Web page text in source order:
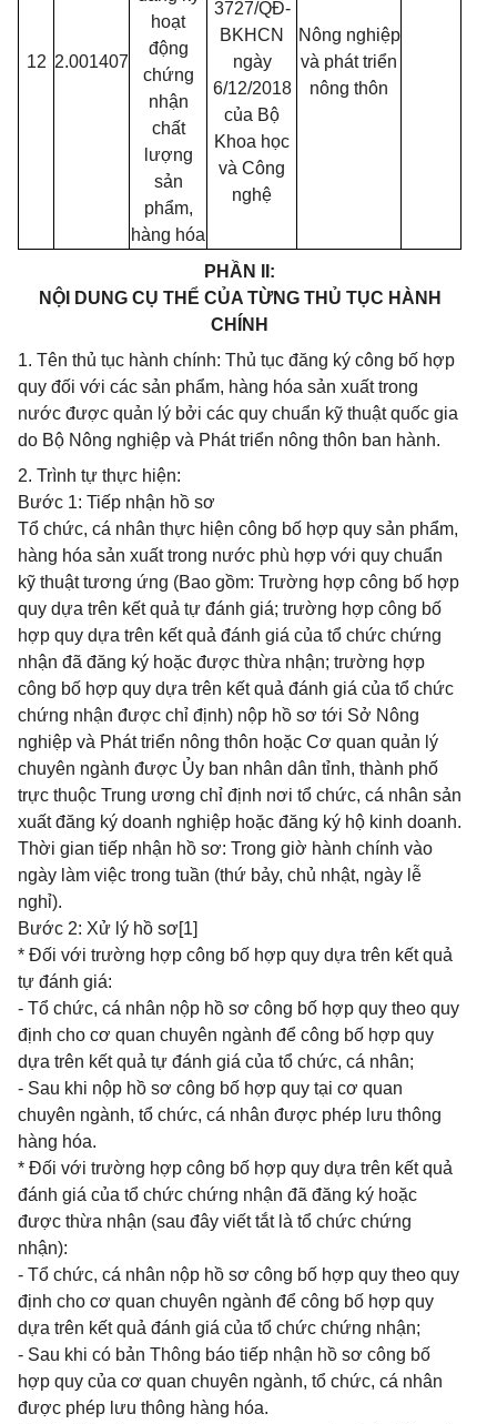
12 2.001407
hoạt
động
chứng
nhận
chất
lượng
sản
phẩm,
hàng hóa
3727/QĐ-
BKHCN
ngày
6/12/2018
của Bộ
Khoa học
và Công
nghệ
Nông nghiệp
và phát triển
nông thôn
PHẦN II:
NỘI DUNG CỤ THỂ CỦA TỪNG THỦ TỤC HÀNH
CHÍNH
1. Tên thủ tục hành chính: Thủ tục đăng ký công bố hợp
quy đối với các sản phẩm, hàng hóa sản xuất trong
nước được quản lý bởi các quy chuẩn kỹ thuật quốc gia
do Bộ Nông nghiệp và Phát triển nông thôn ban hành.
2. Trình tự thực hiện:
Bước 1: Tiếp nhận hồ sơ
Tổ chức, cá nhân thực hiện công bố hợp quy sản phẩm,
hàng hóa sản xuất trong nước phù hợp với quy chuẩn
kỹ thuật tương ứng (Bao gồm: Trường hợp công bố hợp
quy dựa trên kết quả tự đánh giá; trường hợp công bố
hợp quy dựa trên kết quả đánh giá của tổ chức chứng
nhận đã đăng ký hoặc được thừa nhận; trường hợp
công bố hợp quy dựa trên kết quả đánh giá của tổ chức
chứng nhận được chỉ định) nộp hồ sơ tới Sở Nông
nghiệp và Phát triển nông thôn hoặc Cơ quan quản lý
chuyên ngành được Ủy ban nhân dân tỉnh, thành phố
trực thuộc Trung ương chỉ định nơi tổ chức, cá nhân sản
xuất đăng ký doanh nghiệp hoặc đăng ký hộ kinh doanh.
Thời gian tiếp nhận hồ sơ: Trong giờ hành chính vào
ngày làm việc trong tuần (thứ bảy, chủ nhật, ngày lễ
nghỉ).
Bước 2: Xử lý hồ sơ[1]
* Đối với trường hợp công bố hợp quy dựa trên kết quả
tự đánh giá:
- Tổ chức, cá nhân nộp hồ sơ công bố hợp quy theo quy
định cho cơ quan chuyên ngành để công bố hợp quy
dựa trên kết quả tự đánh giá của tổ chức, cá nhân;
- Sau khi nộp hồ sơ công bố hợp quy tại cơ quan
chuyên ngành, tổ chức, cá nhân được phép lưu thông
hàng hóa.
* Đối với trường hợp công bố hợp quy dựa trên kết quả
đánh giá của tổ chức chứng nhận đã đăng ký hoặc
được thừa nhận (sau đây viết tắt là tổ chức chứng
nhận):
- Tổ chức, cá nhân nộp hồ sơ công bố hợp quy theo quy
định cho cơ quan chuyên ngành để công bố hợp quy
dựa trên kết quả đánh giá của tổ chức chứng nhận;
- Sau khi có bản Thông báo tiếp nhận hồ sơ công bố
hợp quy của cơ quan chuyên ngành, tổ chức, cá nhân
được phép lưu thông hàng hóa.